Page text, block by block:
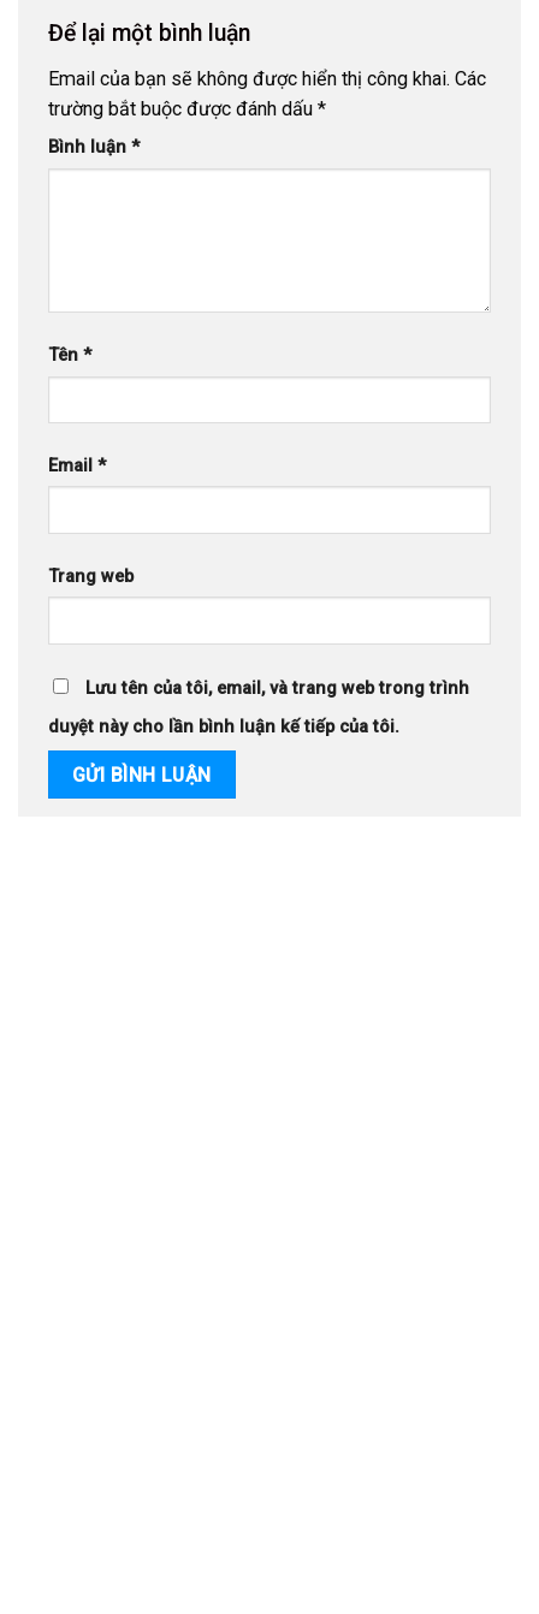
Để lại một bình luận
Email của bạn sẽ không được hiển thị công khai. Các
trường bắt buộc được đánh dấu *
Bình luận *
Tên *
Email *
Trang web
Lưu tên của tôi, email, và trang web trong trình
duyệt này cho lần bình luận kế tiếp của tôi.